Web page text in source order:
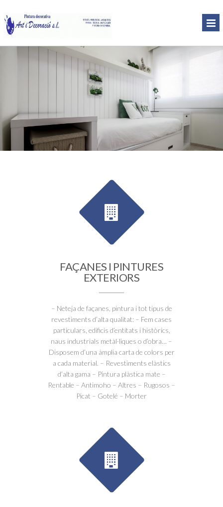
FAÇANES I PINTURES
EXTERIORS
– Neteja de façanes, pintura i tot tipus de
revestiments d’alta qualitat: – Fem cases
particulars, edificis d’entitats i històrics,
naus industrials metàl·liques o d’obra… –
Disposem d’una àmplia carta de colors per
a cada material. – Revestiments elàstics
d’alta gama – Pintura plàstica mate –
Rentable – Antimoho – Altres – Rugosos –
Picat – Gotelé – Morter